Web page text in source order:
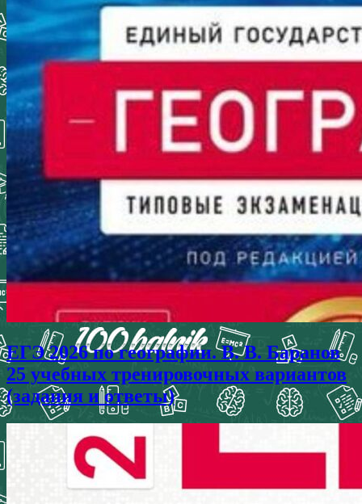
ЕГЭ 2026 по географии. В. В. Баранов
25 учебных тренировочных вариантов
(задания и ответы)